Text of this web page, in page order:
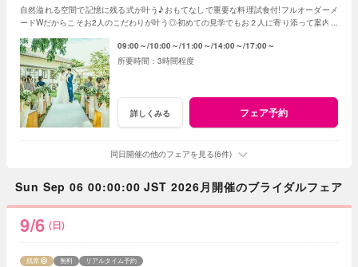
自然溢れる空間で記憶に残る式が叶う♪おもてなしで重要な料理試食付!フルオーダーメ
ードWだからこそお2人のこだわりが叶う◎初めての見学でもお２人に寄り添って案内さ
09:00～ 10:00～ 11:00～ 14:00～ 17:00～
3時間程度
詳しくみる フェア予約
同日開催の他のフェアを見る(6件)
Sun Sep 06 00:00:00 JST 2026月開催のブライダルフェア
9/6 (日)
残席 無料 リアルタイム予約